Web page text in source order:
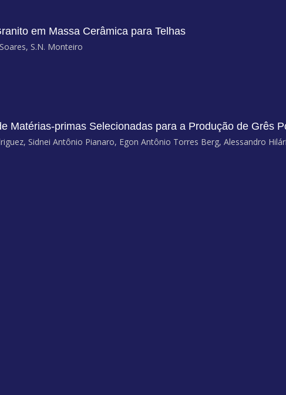
em Massa Cerâmica para Telhas
S.N. Monteiro
Matérias-primas Selecionadas para a Produção de Grês
Sidnei Antônio Pianaro, Egon Antônio Torres Berg, Alessandro